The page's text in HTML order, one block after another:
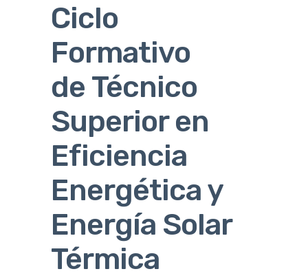
Ciclo
Formativo
de Técnico
Superior en
Eficiencia
Energética y
Energía Solar
Térmica